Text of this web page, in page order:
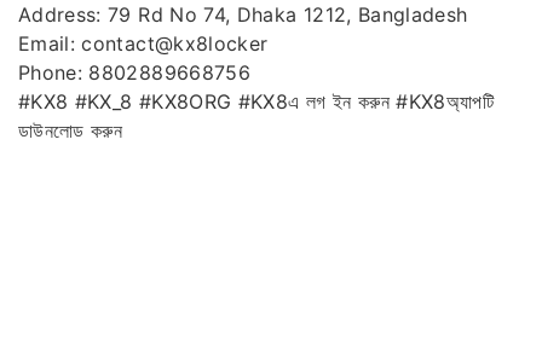
Address: 79 Rd No 74, Dhaka 1212, Bangladesh
Email: contact@kx8locker
Phone: 8802889668756
#KX8 #KX_8 #KX8ORG #KX8এ লগ ইন করুন #KX8অ্যাপটি
ডাউনলোড করুন